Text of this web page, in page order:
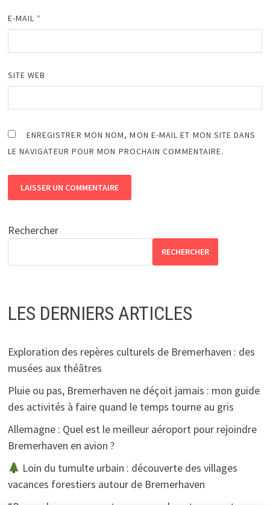
E-MAIL *
SITE WEB
ENREGISTRER MON NOM, MON E-MAIL ET MON SITE DANS
LE NAVIGATEUR POUR MON PROCHAIN COMMENTAIRE.
Rechercher
RECHERCHER
LES DERNIERS ARTICLES
Exploration des repères culturels de Bremerhaven : des
musées aux théâtres
Pluie ou pas, Bremerhaven ne déçoit jamais : mon guide
des activités à faire quand le temps tourne au gris
Allemagne : Quel est le meilleur aéroport pour rejoindre
Bremerhaven en avion ?
Loin du tumulte urbain : découverte des villages
vacances forestiers autour de Bremerhaven